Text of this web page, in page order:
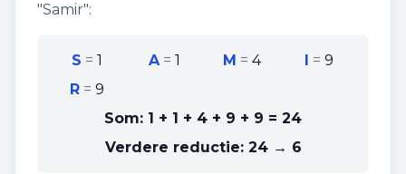
"Samir":
S = 1 A= 1 M = 4 I =9
R= 9
Som: 1 + 1 + 4 + 9 + 9 = 24
Verdere reductie: 24 → 6